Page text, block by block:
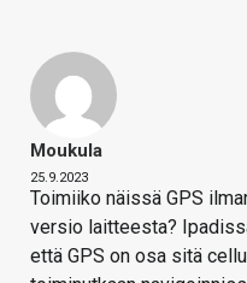
Moukula
25.9.2023
Toimiiko näissä GPS
versio laitteesta?
että GPS on osa sitä